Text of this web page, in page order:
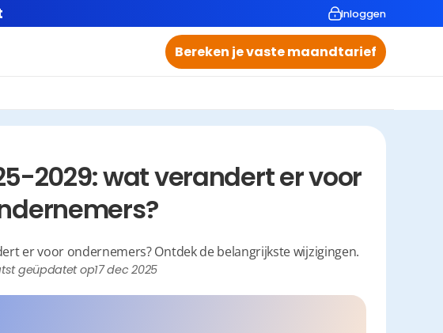
Inloggen
Bereken je vaste maandtarief
2029: wat verandert er voor
er voor ondernemers? Ontdek de belangrijkste wijzigingen.
geüpdatet op17 dec 2025